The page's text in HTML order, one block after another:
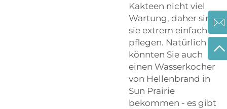
Kakteen nicht viel
Wartung, daher sind
sie extrem einfach zu
pflegen. Natürlich
könnten Sie auch
einen Wasserkocher
von Hellenbrand in
Sun Prairie
bekommen - es gibt